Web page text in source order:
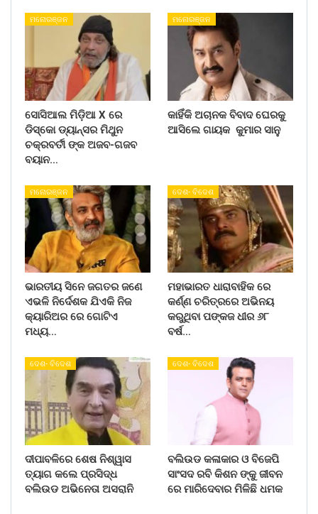
ମନୋରଞ୍ଜନ
ସୋସିଆଲ ମିଡ଼ିଆ X ରେ
ଡିସ୍କୋ ଡ୍ୟାନ୍ସର ମିଥୁନ
ଚକ୍ରବର୍ତୀ ଙ୍କ ଅଜବ-ଗଜବ
ବୟାନ…
ମନୋରଞ୍ଜନ
କାହିଁକି ଅଚାନକ ବିବାଦ ଘେରକୁ
ଆସିଲେ ଗାୟକ କୁମାର ସାନୁ
ମନୋରଞ୍ଜନ
ଭାରତୀୟ ସିନେ ଜଗତର ଜଣେ
ଏଭଳି ନିର୍ଦେଶକ ଯିଏକି ନିଜ
କ୍ୟାରିଅର ରେ ଗୋଟିଏ
ମଧ୍ୟ…
ଦେଶ- ବିଦେଶ
ମହାଭାରତ ଧାରାବାହିକ ରେ
କର୍ଣ୍ଣ ଚରିତ୍ରରେ ଅଭିନୟ
କରୁଥିବା ପଙ୍କଜ ଧୀର ୬୮
ବର୍ଷ…
ଦେଶ- ବିଦେଶ
ଦୀପାବଳିରେ ଶେଷ ନିଶ୍ୱାସ
ତ୍ୟାଗ କଲେ ପ୍ରସିଦ୍ଧ
ବଲିଉଡ ଅଭିନେତା ଅସରାନି
ଦେଶ- ବିଦେଶ
ବଲିଉଡ କଳାକାର ଓ ବିଜେପି
ସାଂସଦ ରବି କିଶନ ଙ୍କୁ ଜୀବନ
ରେ ମାରିଦେବାର ମିଳିଛି ଧମକ